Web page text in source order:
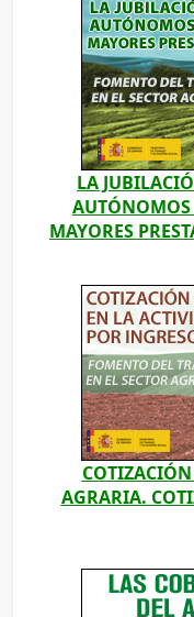
LA
MAYORES
AGRARIA.